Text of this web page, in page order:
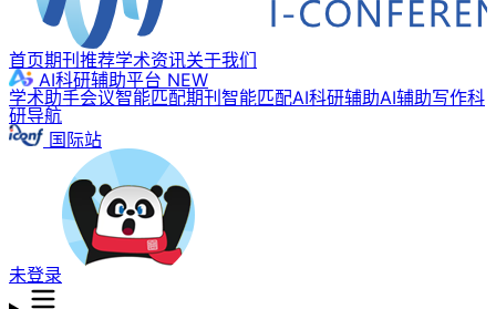
首页期刊推荐学术资讯关于我们
AI科研辅助平台 NEW
学术助手会议智能匹配期刊智能匹配AI科研辅助AI辅助写作科
研导航
国际站
未登录